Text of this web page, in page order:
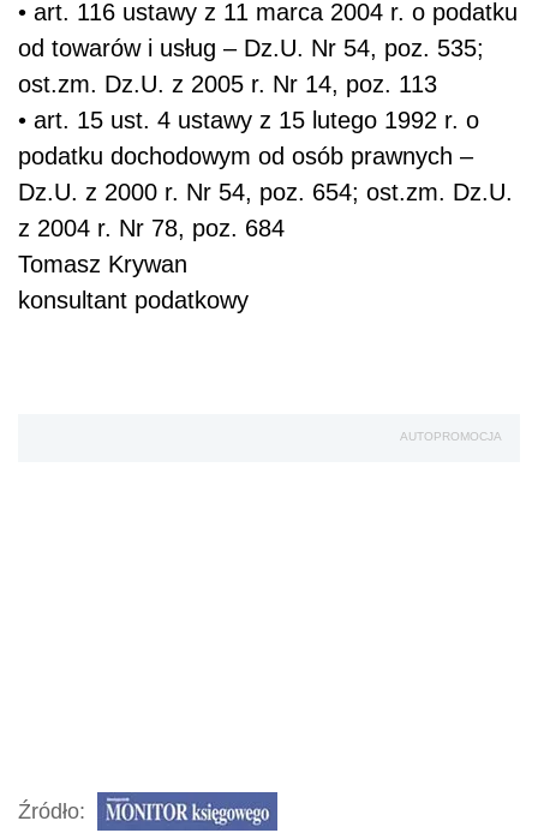
• art. 116 ustawy z 11 marca 2004 r. o podatku
od towarów i usług – Dz.U. Nr 54, poz. 535;
ost.zm. Dz.U. z 2005 r. Nr 14, poz. 113
• art. 15 ust. 4 ustawy z 15 lutego 1992 r. o
podatku dochodowym od osób prawnych –
Dz.U. z 2000 r. Nr 54, poz. 654; ost.zm. Dz.U.
z 2004 r. Nr 78, poz. 684
Tomasz Krywan
konsultant podatkowy
AUTOPROMOCJA
Źródło: